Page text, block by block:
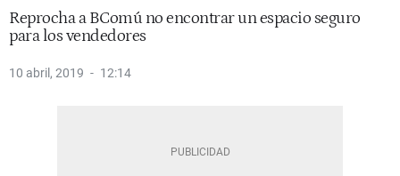
Reprocha a BComú no encontrar un espacio seguro
para los vendedores
10 abril, 2019 12:14